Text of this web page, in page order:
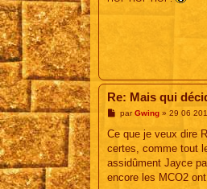
Re: Mais qui
M
s
a
g
parGwing» 29 06
Ce que je veux dire
certes, comme tout
assidûment Jayce
encore les MCO2